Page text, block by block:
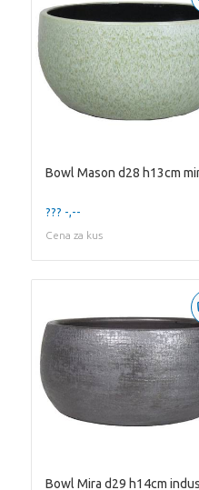
??? -,--
Cena za kus